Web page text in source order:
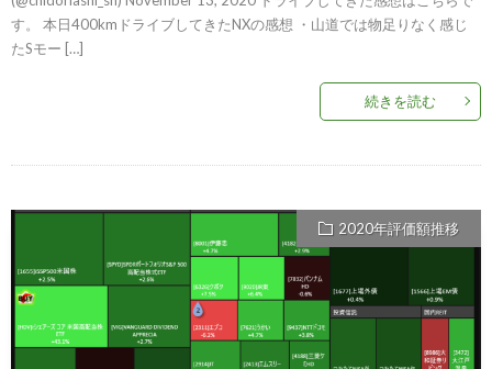
す。 本日400kmドライブしてきたNXの感想 ・山道では物足りなく感じ
たSモー […]
続きを読む
2020年評価額推移